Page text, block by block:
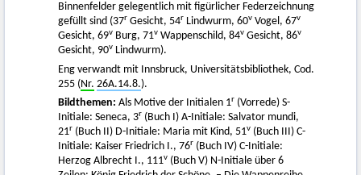
Binnenfelder gelegentlich mit figürlicher Federzeichnung
gefüllt sind (37r Gesicht, 54r Lindwurm, 60v Vogel, 67v
Gesicht, 69v Burg, 71v Wappenschild, 84v Gesicht, 86v
Gesicht, 90v Lindwurm).
Eng verwandt mit Innsbruck, Universitätsbibliothek, Cod.
255 (Nr. 26A.14.8.).
Bildthemen: Als Motive der Initialen 1r (Vorrede) S-
Initiale: Seneca, 3r (Buch I) A-Initiale: Salvator mundi,
21r (Buch II) D-Initiale: Maria mit Kind, 51v (Buch III) C-
Initiale: Kaiser Friedrich I., 76r (Buch IV) C-Initiale:
Herzog Albrecht I., 111v (Buch V) N-Initiale über 6